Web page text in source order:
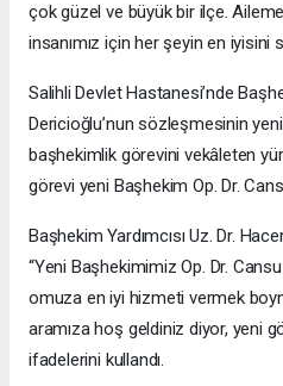
çok güzel ve büyük bir ilçe.
insanımız için her şeyin en iyisini
Salihli Devlet Hastanesi’nde
Dericioğlu’nun sözleşmesinin
başhekimlik görevini vekâleten
görevi yeni Başhekim Op. Dr.
Başhekim Yardımcısı Uz. Dr.
“Yeni Başhekimimiz Op. Dr.
omuza en iyi hizmeti vermek
aramıza hoş geldiniz diyor, yeni
ifadelerini kullandı.